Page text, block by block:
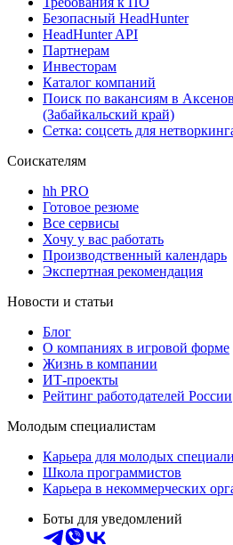
Безопасный HeadHunter
HeadHunter API
Партнерам
Инвесторам
Каталог компаний
Поиск по вакансиям в
(Забайкальский край)
Сетка: соцсеть для
Соискателям
hh PRO
Готовое резюме
Все сервисы
Хочу у вас работать
Производственный календарь
Экспертная рекомендация
Новости и статьи
Блог
О компаниях в игровой форме
Жизнь в компании
ИТ-проекты
Рейтинг работодателей России
Молодым специалистам
Карьера для молодых
Школа программистов
Карьера в некоммерческих
Боты для уведомлений